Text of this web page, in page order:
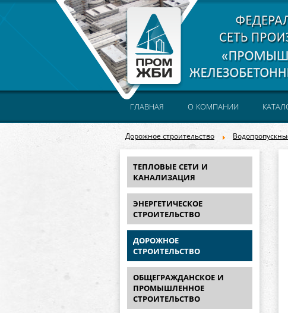
Дорожное строительство
ГЛАВНАЯ О КОМПАНИИ
ТЕПЛОВЫЕ СЕТИ И
КАНАЛИЗАЦИЯ
ЭНЕРГЕТИЧЕСКОЕ
СТРОИТЕЛЬСТВО
ДОРОЖНОЕ
СТРОИТЕЛЬСТВО
ОБЩЕГРАЖДАНСКОЕ И
ПРОМЫШЛЕННОЕ
СТРОИТЕЛЬСТВО